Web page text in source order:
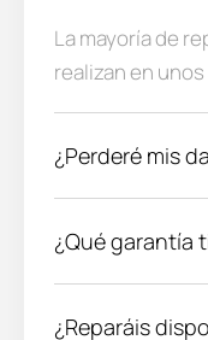
La mayoría de
realizan en
¿Perderé mis
¿Qué garantía
¿Reparáis